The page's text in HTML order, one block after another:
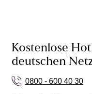
Kostenlose
deutschen
0800 - 600 40 30